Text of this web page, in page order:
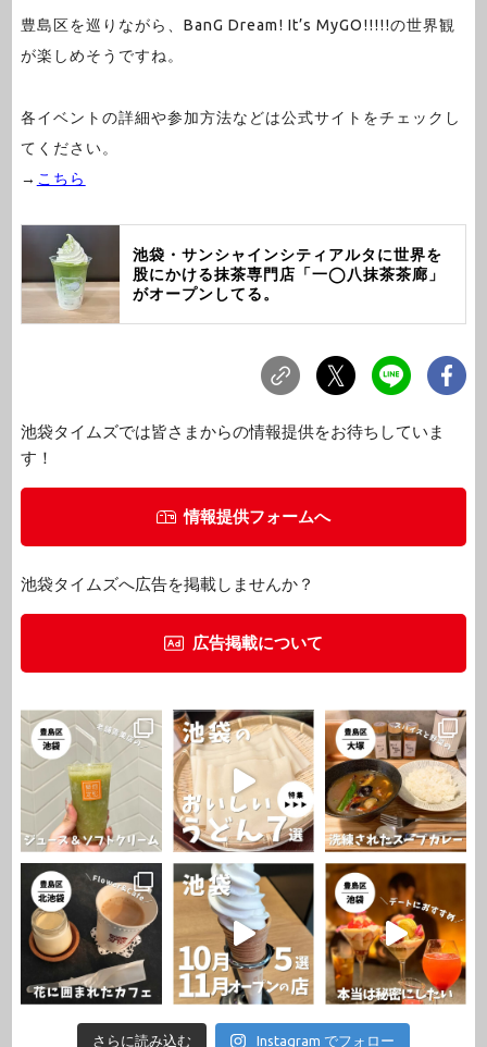
豊島区を巡りながら、BanG Dream! It’s MyGO!!!!!の世界観
が楽しめそうですね。
各イベントの詳細や参加方法などは公式サイトをチェックし
てください。
→ こちら
池袋・サンシャインシティアルタに世界を
股にかける抹茶専門店「一◯八抹茶茶廊」
がオープンしてる。
池袋タイムズでは皆さまからの情報提供をお待ちしていま
す！
情報提供フォームへ
池袋タイムズへ広告を掲載しませんか？
広告掲載について
さらに読み込む Instagram でフォロー